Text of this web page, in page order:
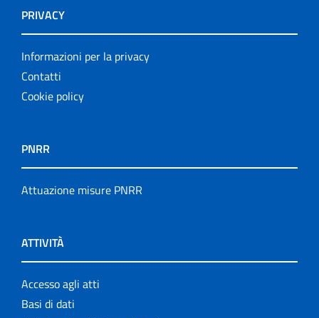
PRIVACY
Informazioni per la privacy
Contatti
Cookie policy
PNRR
Attuazione misure PNRR
ATTIVITÀ
Accesso agli atti
Basi di dati